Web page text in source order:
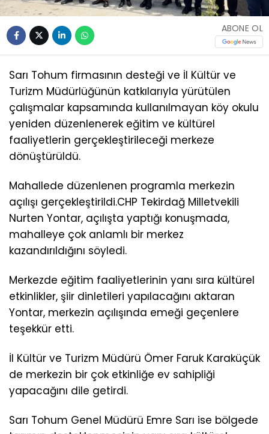
ABONE OL
Sarı Tohum firmasının desteği ve İl Kültür ve
Turizm Müdürlüğünün katkılarıyla yürütülen
çalışmalar kapsamında kullanılmayan köy okulu
yeniden düzenlenerek eğitim ve kültürel
faaliyetlerin gerçekleştirileceği merkeze
dönüştürüldü.
Mahallede düzenlenen programla merkezin
açılışı gerçekleştirildi.CHP Tekirdağ Milletvekili
Nurten Yontar, açılışta yaptığı konuşmada,
mahalleye çok anlamlı bir merkez
kazandırıldığını söyledi.
Merkezde eğitim faaliyetlerinin yanı sıra kültürel
etkinlikler, şiir dinletileri yapılacağını aktaran
Yontar, merkezin açılışında emeği geçenlere
teşekkür etti.
İl Kültür ve Turizm Müdürü Ömer Faruk Karaküçük
de merkezin bir çok etkinliğe ev sahipliği
yapacağını dile getirdi.
Sarı Tohum Genel Müdürü Emre Sarı ise bölgede